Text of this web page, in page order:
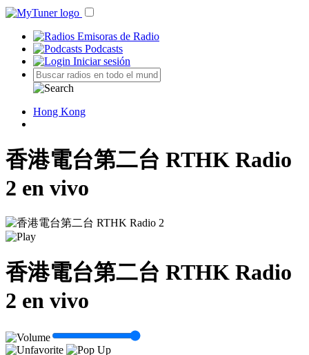
Emisoras de Radio
Podcasts
Iniciar sesión
Hong Kong
香港電台第二台 RTHK Radio
2 en vivo
香港電台第二台 RTHK Radio
2 en vivo